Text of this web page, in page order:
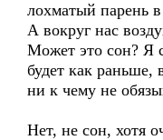
лохматый парень
А вокруг нас
Может это сон? Я
будет как раньше,
ни к чему не
Нет, не сон, хотя